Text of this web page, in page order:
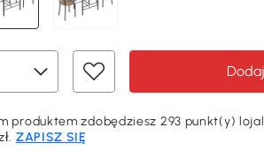
produktem zdobędziesz 293 punkt(y)
ZAPISZ SIĘ